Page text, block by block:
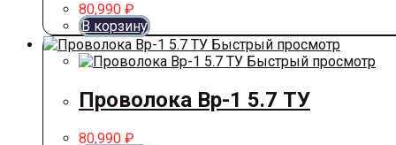
80,990 ₽
В корзину
Быстрый просмотр
Быстрый просмотр
Проволока Вр-1 5.7 ТУ
80,990 ₽